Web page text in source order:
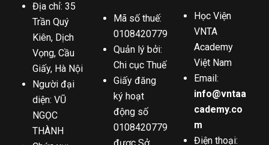
Địa chỉ: 35
Trần Quý
Kiên, Dịch
Vọng, Cầu
Giấy, Hà Nội
Người đại
diện: VŨ
NGỌC
THÀNH
Mã số thuế:
0108420779
Quản lý bởi:
Chi cục Thuế
Giấy đăng
ký hoạt
động số
0108420779
Học Viện
VNTA
Academy
Việt Nam
Email:
info@vntaa
cademy.co
m
Điện thoại: